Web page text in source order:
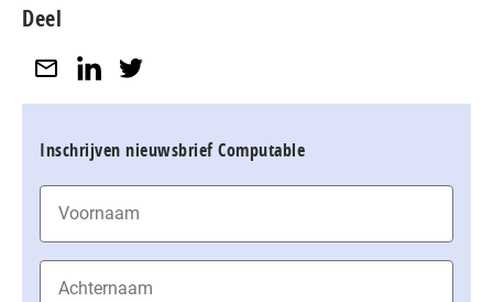
Deel
Inschrijven nieuwsbrief Computable